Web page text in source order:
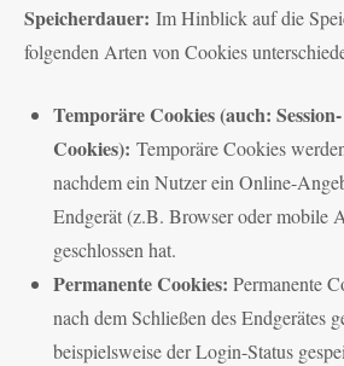
Speicherdauer: Im Hinblick auf die
folgenden Arten von Cookies
Temporäre Cookies (auch:
Cookies): Temporäre Cookies
nachdem ein Nutzer ein Online-
Endgerät (z.B. Browser oder mobile
geschlossen hat.
Permanente Cookies: Permanente
nach dem Schließen des Endgerätes
beispielsweise der Login-Status